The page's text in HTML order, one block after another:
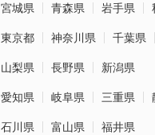
宮城県 青森県 岩手県
東京都 神奈川県 千葉県
山梨県 長野県 新潟県
愛知県 岐阜県 三重県
石川県 富山県 福井県